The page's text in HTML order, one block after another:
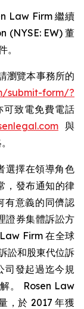
Law Firm 繼續
(NYSE: EW) 董
。
瀏覽本事務所的
submit-form/?
可致電免費電話
與
選擇在領導角色
，發布通知的律
有意義的同儕認
證券集體訴訟方
Firm 在全球
訟和股東代位訴
司發起過迄今規
。 Rosen Law
，於 2017 年獲